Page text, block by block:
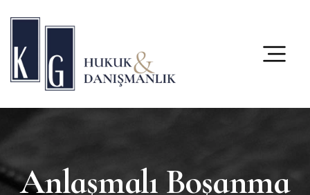
Anlaşmalı Boşanma